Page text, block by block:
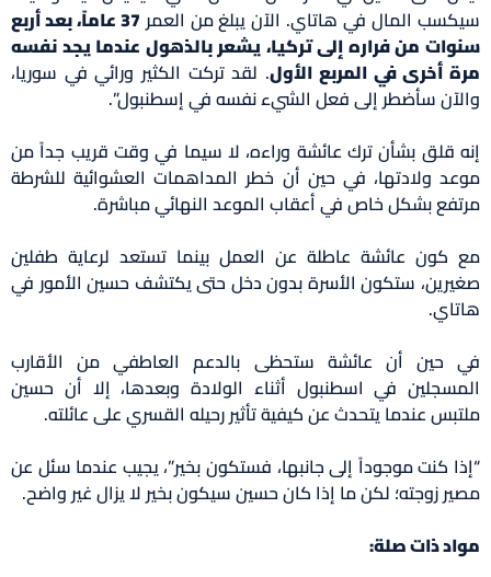
سيكسب المال في هاتاي. الآن يبلغ من العمر
37 عاماً، بعد أربع
سنوات من فراره إلى تركيا، يشعر بالذهول عندما يجد نفسه
مرة أخرى في المربع الأول. لقد تركت الكثير ورائي في سوريا،
والآن سأضطر إلى فعل الشيء نفسه في إسطنبول”.
إنه قلق بشأن ترك عائشة وراءه، لا سيما في وقت قريب جداً من
موعد ولادتها، في حين أن خطر المداهمات العشوائية للشرطة
مرتفع بشكل خاص في أعقاب الموعد النهائي مباشرة.
مع كون عائشة عاطلة عن العمل بينما تستعد لرعاية طفلين
صغيرين، ستكون الأسرة بدون دخل حتى يكتشف حسين الأمور في
هاتاي.
في حين أن عائشة ستحظى بالدعم العاطفي من الأقارب
المسجلين في اسطنبول أثناء الولادة وبعدها، إلا أن حسين
ملتبس عندما يتحدث عن كيفية تأثير رحيله القسري على عائلته.
“إذا كنت موجوداً إلى جانبها، فستكون بخير”، يجيب عندما سئل عن
مصير زوجته؛ لكن ما إذا كان حسين سيكون بخير لا يزال غير واضح.
مواد ذات صلة: